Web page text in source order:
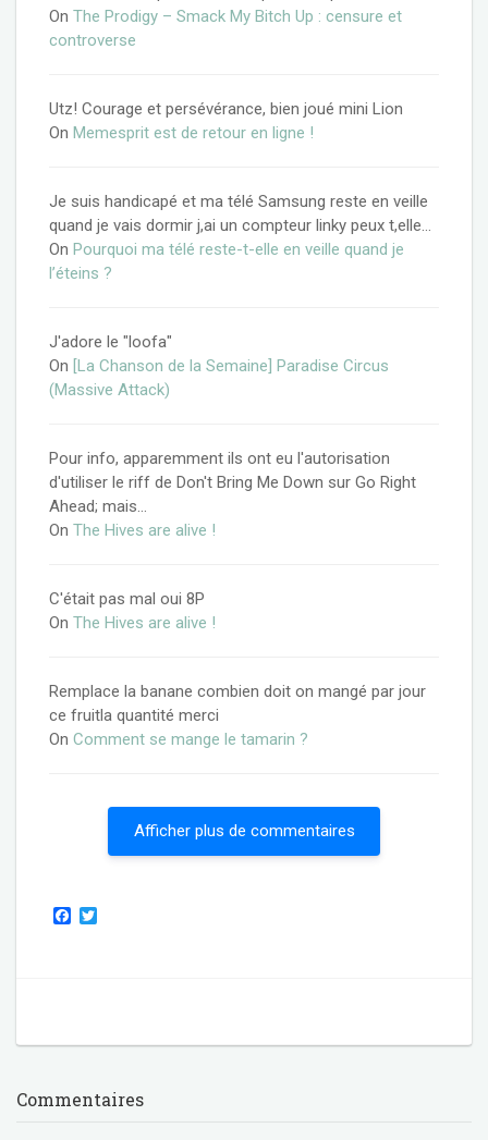
On The Prodigy – Smack My Bitch Up : censure et
controverse
Utz! Courage et persévérance, bien joué mini Lion
On Memesprit est de retour en ligne !
Je suis handicapé et ma télé Samsung reste en veille
quand je vais dormir j,ai un compteur linky peux t,elle…
On Pourquoi ma télé reste-t-elle en veille quand je
l’éteins ?
J'adore le "loofa"
On [La Chanson de la Semaine] Paradise Circus
(Massive Attack)
Pour info, apparemment ils ont eu l'autorisation
d'utiliser le riff de Don't Bring Me Down sur Go Right
Ahead; mais…
On The Hives are alive !
C'était pas mal oui 8P
On The Hives are alive !
Remplace la banane combien doit on mangé par jour
ce fruitla quantité merci
On Comment se mange le tamarin ?
Afficher plus de commentaires
F
Commentaires